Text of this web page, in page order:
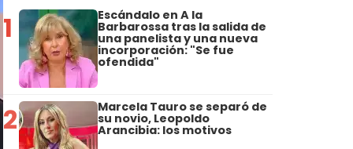
1 Escándalo en A la
Barbarossa tras la salida de
una panelista y una nueva
incorporación: "Se fue
ofendida"
2 Marcela Tauro se separó de
su novio, Leopoldo
Arancibia: los motivos